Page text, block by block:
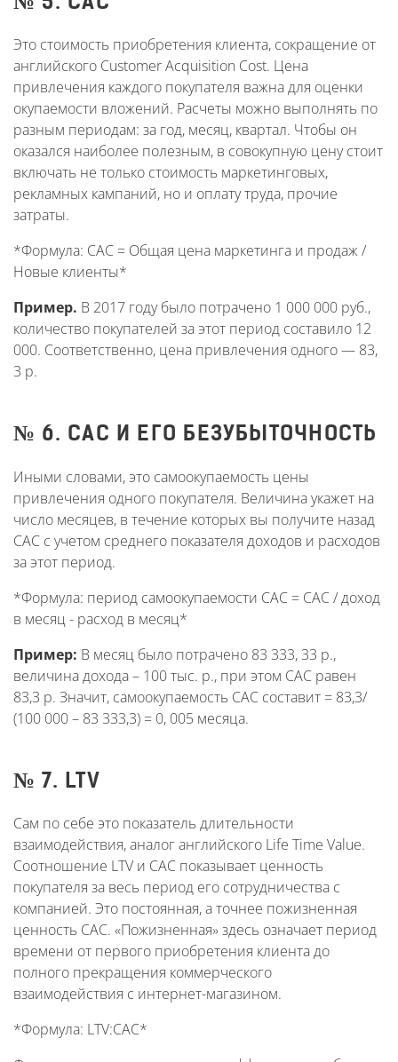
Это стоимость приобретения клиента, сокращение от
английского Customer Acquisition Cost. Цена
привлечения каждого покупателя важна для оценки
окупаемости вложений. Расчеты можно выполнять по
разным периодам: за год, месяц, квартал. Чтобы он
оказался наиболее полезным, в совокупную цену стоит
включать не только стоимость маркетинговых,
рекламных кампаний, но и оплату труда, прочие
затраты.
*Формула: САС = Общая цена маркетинга и продаж /
Новые клиенты*
Пример. В 2017 году было потрачено 1 000 000 руб.,
количество покупателей за этот период составило 12
000. Соответственно, цена привлечения одного — 83,
3 р.
№ 6. САС И ЕГО БЕЗУБЫТОЧНОСТЬ
Иными словами, это самоокупаемость цены
привлечения одного покупателя. Величина укажет на
число месяцев, в течение которых вы получите назад
САС с учетом среднего показателя доходов и расходов
за этот период.
*Формула: период самоокупаемости CAC = CAC / доход
в месяц - расход в месяц*
Пример: В месяц было потрачено 83 333, 33 р.,
величина дохода – 100 тыс. р., при этом САС равен
83,3 р. Значит, самоокупаемость CAC составит = 83,3/
(100 000 – 83 333,3) = 0, 005 месяца.
№ 7. LTV
Сам по себе это показатель длительности
взаимодействия, аналог английского Life Time Value.
Соотношение LTV и CAC показывает ценность
покупателя за весь период его сотрудничества с
компанией. Это постоянная, а точнее пожизненная
ценность САС. «Пожизненная» здесь означает период
времени от первого приобретения клиента до
полного прекращения коммерческого
взаимодействия с интернет-магазином.
*Формула: LTV:CAC*